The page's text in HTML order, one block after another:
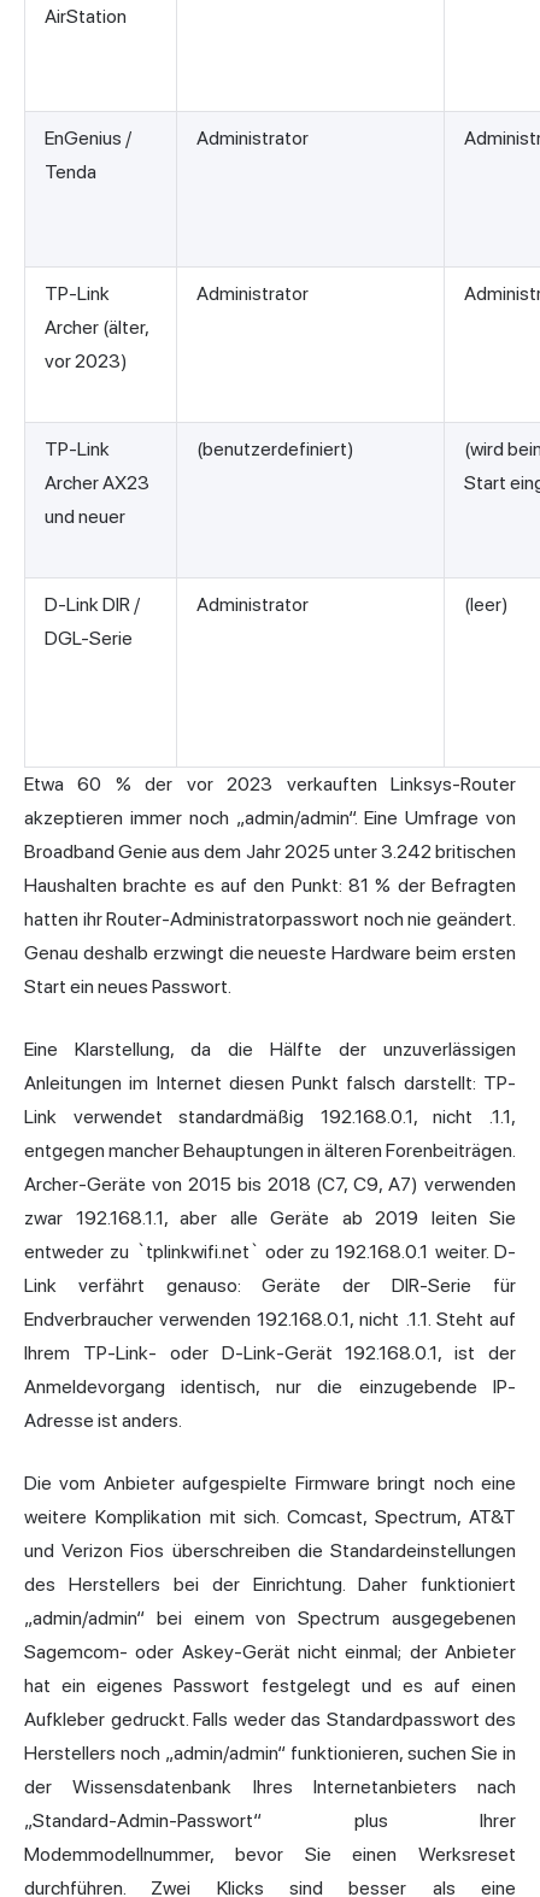
AirStation
EnGenius /
Tenda
Administrator
TP-Link
Archer (älter,
vor 2023)
Administrator
TP-Link
Archer AX23
und neuer
(benutzerdefiniert)
(wird
Start
D-Link DIR /
DGL-Serie
Administrator (leer)
Etwa 60 % der vor 2023 verkauften Linksys-Router
akzeptieren immer noch „admin/admin“. Eine Umfrage von
Broadband Genie aus dem Jahr 2025 unter 3.242 britischen
Haushalten brachte es auf den Punkt: 81 % der Befragten
hatten ihr Router-Administratorpasswort noch nie geändert.
Genau deshalb erzwingt die neueste Hardware beim ersten
Start ein neues Passwort.
Eine Klarstellung, da die Hälfte der unzuverlässigen
Anleitungen im Internet diesen Punkt falsch darstellt: TP-
Link verwendet standardmäßig 192.168.0.1, nicht .1.1,
entgegen mancher Behauptungen in älteren Forenbeiträgen.
Archer-Geräte von 2015 bis 2018 (C7, C9, A7) verwenden
zwar 192.168.1.1, aber alle Geräte ab 2019 leiten Sie
entweder zu `tplinkwifi.net` oder zu 192.168.0.1 weiter. D-
Link verfährt genauso: Geräte der DIR-Serie für
Endverbraucher verwenden 192.168.0.1, nicht .1.1. Steht auf
Ihrem TP-Link- oder D-Link-Gerät 192.168.0.1, ist der
Anmeldevorgang identisch, nur die einzugebende IP-
Adresse ist anders.
Die vom Anbieter aufgespielte Firmware bringt noch eine
weitere Komplikation mit sich. Comcast, Spectrum, AT&T
und Verizon Fios überschreiben die Standardeinstellungen
des Herstellers bei der Einrichtung. Daher funktioniert
„admin/admin“ bei einem von Spectrum ausgegebenen
Sagemcom- oder Askey-Gerät nicht einmal; der Anbieter
hat ein eigenes Passwort festgelegt und es auf einen
Aufkleber gedruckt. Falls weder das Standardpasswort des
Herstellers noch „admin/admin“ funktionieren, suchen Sie in
der Wissensdatenbank Ihres Internetanbieters nach
„Standard-Admin-Passwort“ plus Ihrer
Modemmodellnummer, bevor Sie einen Werksreset
durchführen. Zwei Klicks sind besser als eine